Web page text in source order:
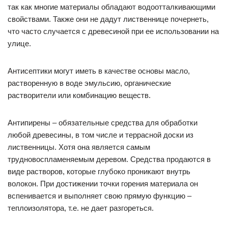
так как многие материалы обладают водоотталкивающими
свойствами. Также они не дадут лиственнице почернеть,
что часто случается с древесиной при ее использовании на
улице.
Антисептики могут иметь в качестве основы масло,
растворенную в воде эмульсию, органические
растворители или комбинацию веществ.
Антипирены – обязательные средства для обработки
любой древесины, в том числе и террасной доски из
лиственницы. Хотя она является самым
трудновоспламеняемым деревом. Средства продаются в
виде растворов, которые глубоко проникают внутрь
волокон. При достижении точки горения материала он
вспенивается и выполняет свою прямую функцию –
теплоизолятора, т.е. не дает разгореться.